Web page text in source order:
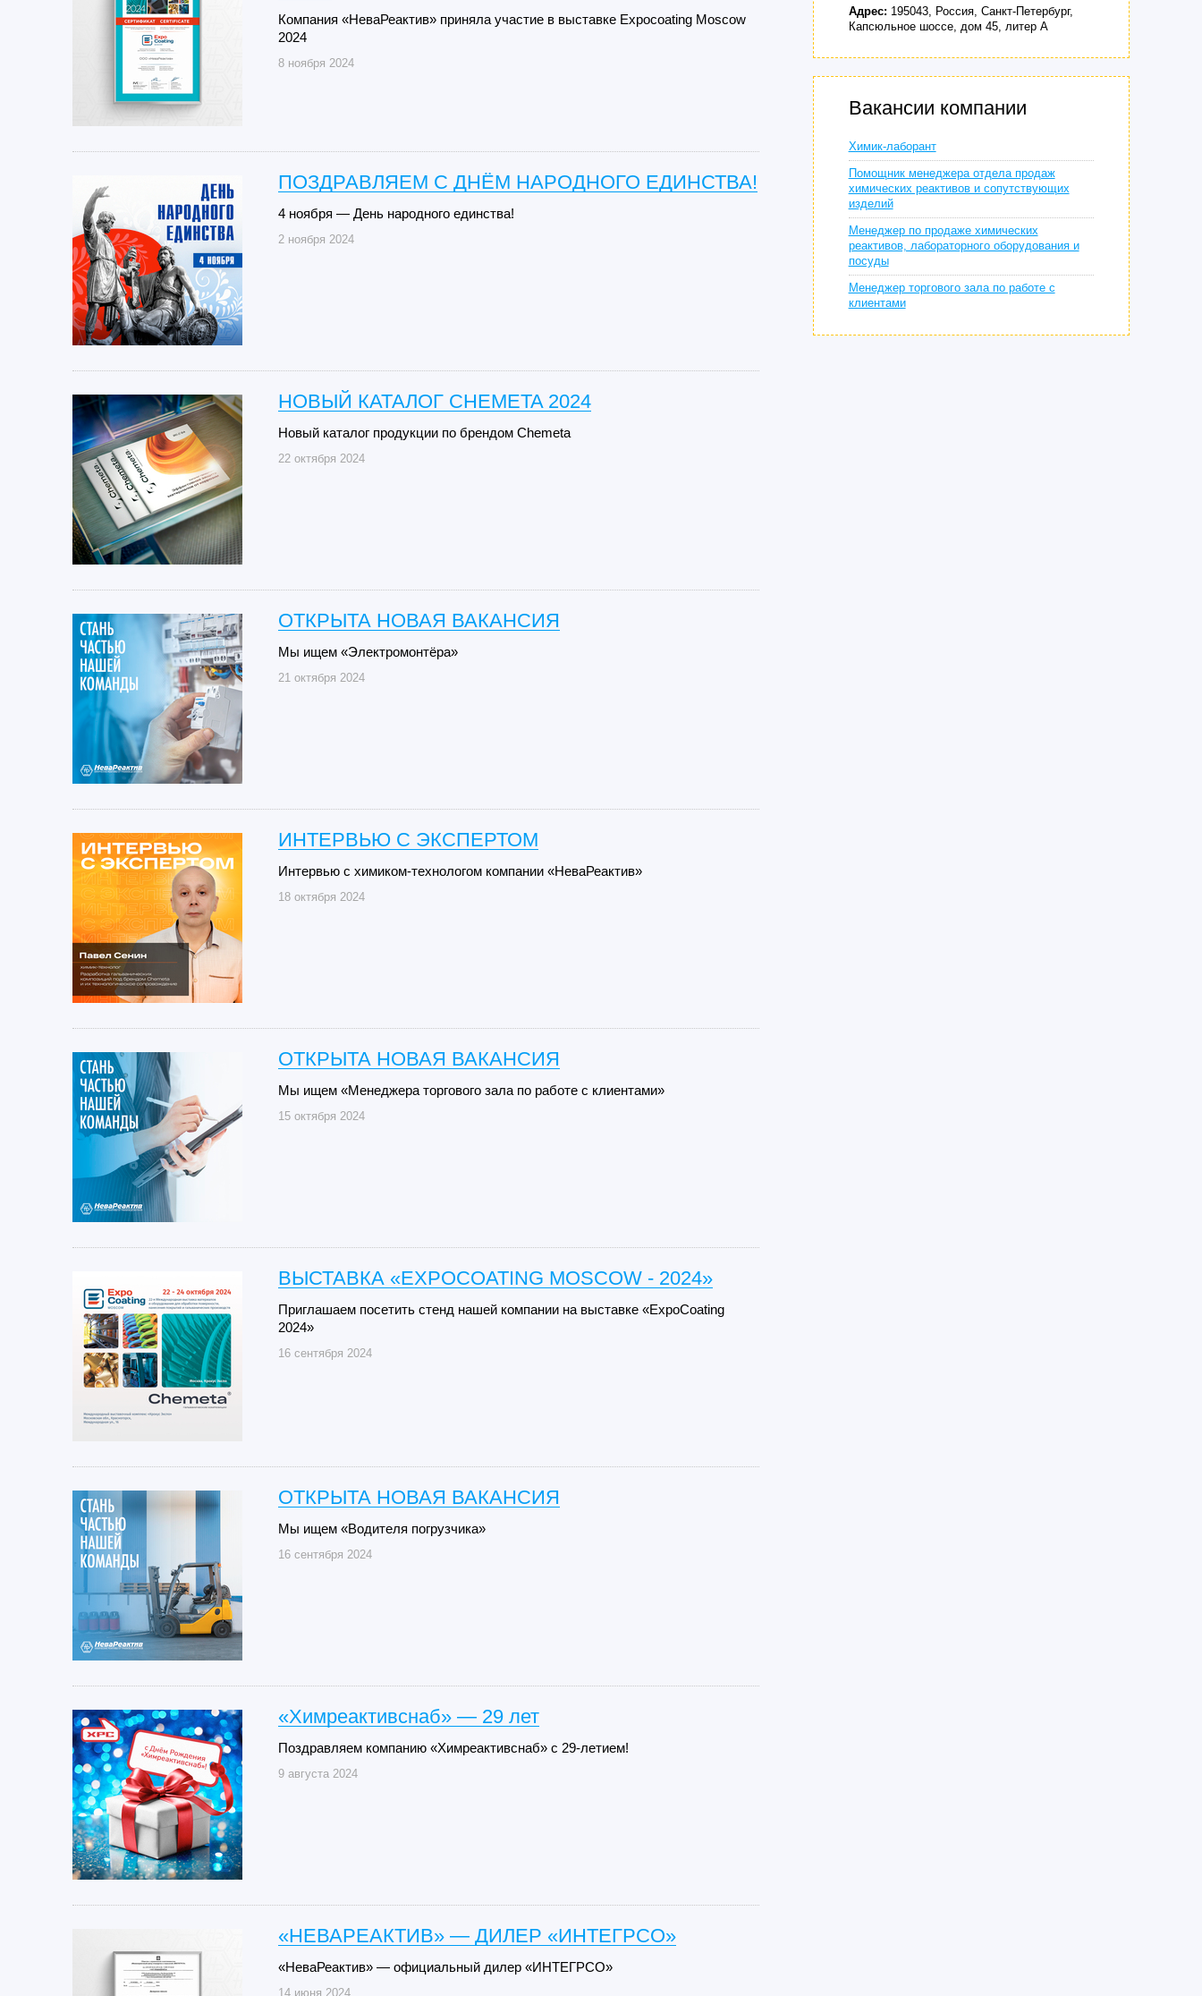
Компания «НеваРеактив» приняла участие в выставке Expocoating Moscow
2024
8 ноября 2024
ПОЗДРАВЛЯЕМ С ДНЁМ НАРОДНОГО ЕДИНСТВА!
4 ноября — День народного единства!
2 ноября 2024
НОВЫЙ КАТАЛОГ CHEMETA 2024
Новый каталог продукции по брендом Chemeta
22 октября 2024
ОТКРЫТА НОВАЯ ВАКАНСИЯ
Мы ищем «Электромонтёра»
21 октября 2024
ИНТЕРВЬЮ С ЭКСПЕРТОМ
Интервью с химиком-технологом компании «НеваРеактив»
18 октября 2024
ОТКРЫТА НОВАЯ ВАКАНСИЯ
Мы ищем «Менеджера торгового зала по работе с клиентами»
15 октября 2024
ВЫСТАВКА «EXPOCOATING MOSCOW - 2024»
Приглашаем посетить стенд нашей компании на выставке «ExpoCoating
2024»
16 сентября 2024
ОТКРЫТА НОВАЯ ВАКАНСИЯ
Мы ищем «Водителя погрузчика»
16 сентября 2024
«Химреактивснаб» — 29 лет
Поздравляем компанию «Химреактивснаб» с 29-летием!
9 августа 2024
«НЕВАРЕАКТИВ» — ДИЛЕР «ИНТЕГРСО»
«НеваРеактив» — официальный дилер «ИНТЕГРСО»
14 июня 2024
Адрес: 195043, Россия, Санкт-Петербург,
Капсюльное шоссе, дом 45, литер А
Вакансии компании
Химик-лаборант
Помощник менеджера отдела продаж
химических реактивов и сопутствующих
изделий
Менеджер по продаже химических
реактивов, лабораторного оборудования и
посуды
Менеджер торгового зала по работе с
клиентами